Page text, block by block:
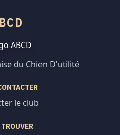
du Chien D'utilité
le club